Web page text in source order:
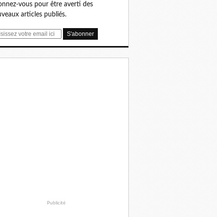
vous pour être averti des
articles publiés.
Publicité